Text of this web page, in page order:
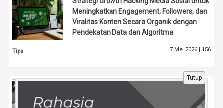
Meningkatkan Engagement, Followers, dan
Viralitas Konten Secara Organik dengan
Pendekatan Data dan Algoritma
Tips 7 Mei 2026 | 156
Apa Saja Keuntungan Membuka Bisnis
Online Bagi Pengusaha
Tutup